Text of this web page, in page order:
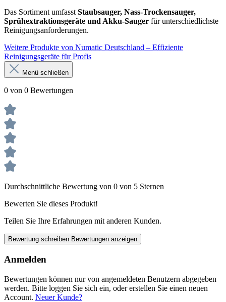
Das Sortiment umfasst Staubsauger, Nass-Trockensauger,
Sprühextraktionsgeräte und Akku-Sauger für unterschiedlichste
Reinigungsanforderungen.
Weitere Produkte von Numatic Deutschland – Effiziente
Reinigungsgeräte für Profis
Menü schließen
0 von 0 Bewertungen
Durchschnittliche Bewertung von 0 von 5 Sternen
Bewerten Sie dieses Produkt!
Teilen Sie Ihre Erfahrungen mit anderen Kunden.
Bewertung schreiben Bewertungen anzeigen
Anmelden
Bewertungen können nur von angemeldeten Benutzern abgegeben
werden. Bitte loggen Sie sich ein, oder erstellen Sie einen neuen
Account. Neuer Kunde?